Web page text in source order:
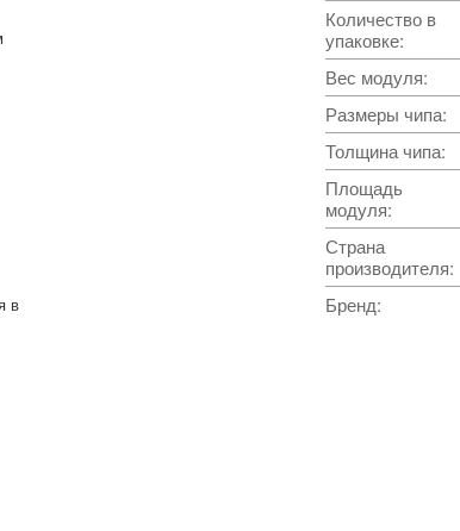
в
Количество в
упаковке:
Вес модуля:
Размеры чипа:
Толщина чипа:
Площадь
модуля:
Страна
производителя:
Бренд: